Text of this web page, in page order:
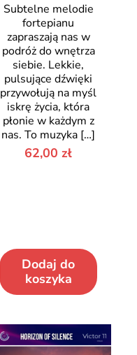
Subtelne melodie
fortepianu
zapraszają nas w
podróż do wnętrza
siebie. Lekkie,
pulsujące dźwięki
przywołują na myśl
iskrę życia, która
płonie w każdym z
nas. To muzyka […]
62,00zł
Dodaj do
koszyka